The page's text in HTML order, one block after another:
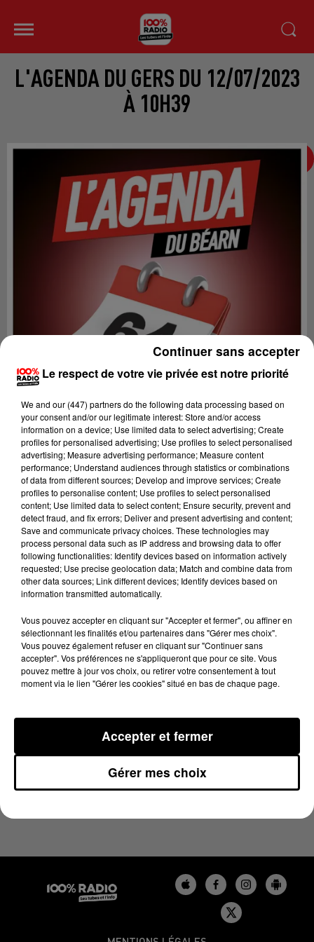
L'AGENDA DU GERS DU 12/07/2023
À 10H39
Lecture (1 min 9 sec)
100%
12 juillet 2023 - 1 min 9 sec
L'AGENDA DU GERS DU 12/07/2023 À 10H39
Le respect de votre vie privée est notre priorité
We and our (447) partnersdo the following data processing based on
your consent and/or our legitimate interest: Store and/or access
information on a device; Use limited data to select advertising; Create
profiles for personalised advertising; Use profiles to select personalised
advertising; Measure advertising performance; Measure content
performance; Understand audiences through statistics or combinations
of data from different sources; Develop and improve services; Create
profiles to personalise content; Use profiles to select personalised
content; Use limited data to select content; Ensure security, prevent and
detect fraud, and fix errors; Deliver and present advertising and content;
Save and communicate privacy choices. These technologies may
process personal data such as IP address and browsing data to offer
following functionalities: Identify devices based on information actively
requested; Use precise geolocation data; Match and combine data from
other data sources; Link different devices; Identify devices based on
information transmitted automatically.
Vous pouvez accepter en cliquant sur "Accepter et fermer", ou affiner en
sélectionnant les finalités et/ou partenaires dans "Gérer mes choix".
Vous pouvez également refuser en cliquant sur "Continuer sans
accepter". Vos préférences ne s'appliqueront que pour ce site. Vous
pouvez mettre à jour vos choix, ou retirer votre consentement à tout
moment via le lien "Gérer les cookies" situé en bas de chaque page.
Gérer mes choix
Accepter et fermer
Continuer sans accepter